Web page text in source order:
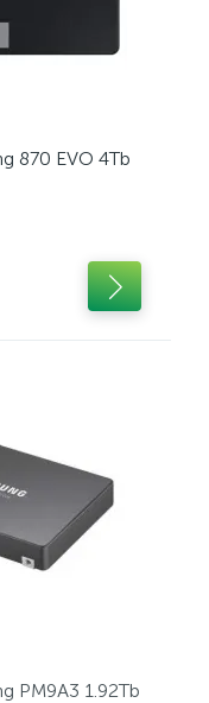
870 EVO 4Tb
PM9A3 1.92Tb